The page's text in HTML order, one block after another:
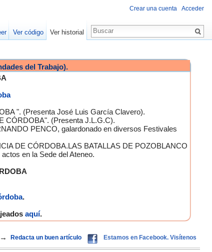
del Trabajo).
". (Presenta José Luis García Clavero).
CÓRDOBA". (Presenta J.L.G.C).
PENCO, galardonado en diversos Festivales
DE CÓRDOBA.LAS BATALLAS DE POZOBLANCO
en la Sede del Ateneo.
.
aquí.
→ Redacta un buen artículo Estamos en Facebook. Visítenos
Crear una cuenta Acceder
Ver código Ver historial